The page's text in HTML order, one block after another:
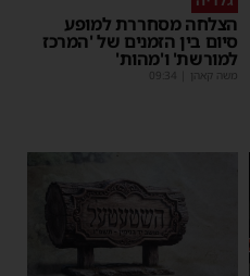
הצלחה מסחררת למופע
סיום בין הזמנים של 'המרכז
למורשת' ו'מהות'
משה קאהן 09:34